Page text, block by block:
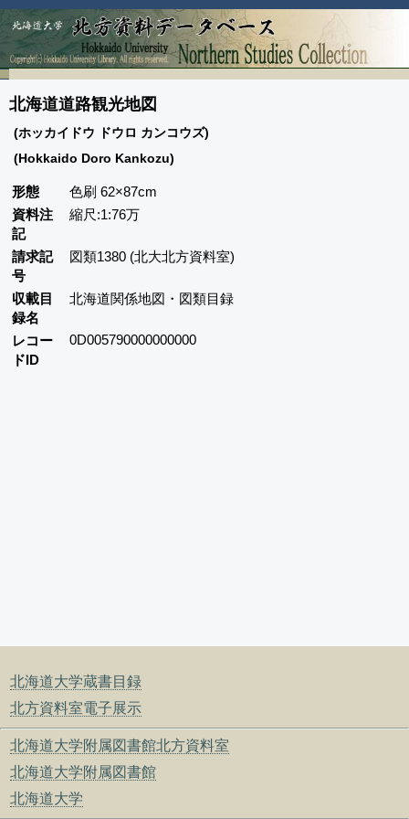
北海道大学蔵書目録
北方資料室電子展示
北海道大学附属図書館北方資料室
北海道大学附属図書館
北海道大学
北海道道路観光地図
(ホッカイドウ ドウロ カンコウズ)
(Hokkaido Doro Kankozu)
形態
色刷 62×87cm
資料注
記
縮尺:1:76万
請求記
号
図類1380 (北大北方資料室)
収載目
録名
北海道関係地図・図類目録
レコー
ドID
0D005790000000000